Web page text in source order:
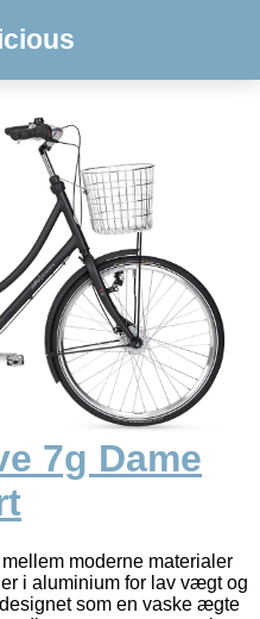
7g Dame
moderne materialer
i aluminium for lav vægt og
som en vaske ægte